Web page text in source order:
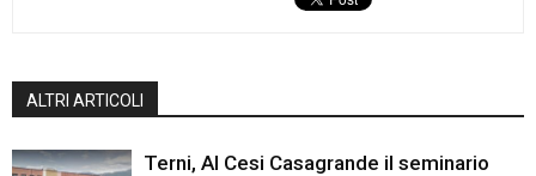
ALTRI ARTICOLI
Terni, Al Cesi Casagrande il seminario